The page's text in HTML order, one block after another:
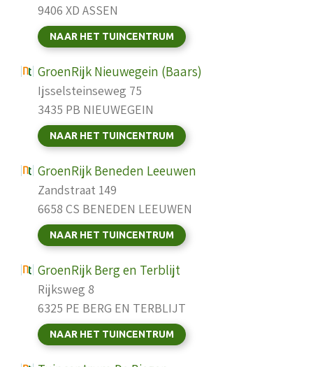
9406 XD ASSEN
NAAR HET TUINCENTRUM
GroenRijk Nieuwegein (Baars)
Ijsselsteinseweg 75
3435 PB NIEUWEGEIN
NAAR HET TUINCENTRUM
GroenRijk Beneden Leeuwen
Zandstraat 149
6658 CS BENEDEN LEEUWEN
NAAR HET TUINCENTRUM
GroenRijk Berg en Terblijt
Rijksweg 8
6325 PE BERG EN TERBLIJT
NAAR HET TUINCENTRUM